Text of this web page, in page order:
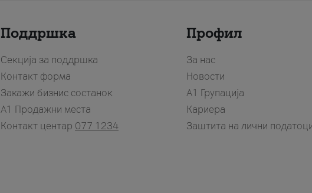
Поддршка
Секција за поддршка
Контакт форма
Закажи бизнис состанок
A1 Продажни места
Контакт центар 077 1234
Профил
За нас
Новости
А1 Групација
Кариера
Заштита на лични